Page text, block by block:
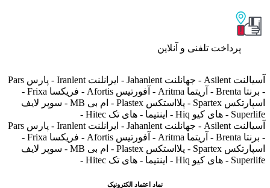
پرداخت تلفنی و آنلاین
آسیالنت Asilent - جهانلنت Jahanlent - ایرانلنت Iranlent - پارس Pars
- برنتا Brenta - آریتما Aritma - آفورتیس Afortis - فریکسا Frixa -
اسپارتکس Spartex - پلااستکس Plastex - ام بی MB - سوپر لایف
Superlife - های کیو Hiq - اینتیما - های تک Hitec -
آسیالنت Asilent - جهانلنت Jahanlent - ایرانلنت Iranlent - پارس Pars
- برنتا Brenta - آریتما Aritma - آفورتیس Afortis - فریکسا Frixa -
اسپارتکس Spartex - پلااستکس Plastex - ام بی MB - سوپر لایف
Superlife - های کیو Hiq - اینتیما - های تک Hitec -
نماد اعتماد الکترونیک